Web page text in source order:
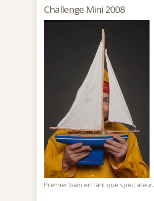
Challenge Mini 2008
Premier bain en tant que spectateur.